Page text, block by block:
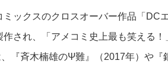
ックスのクロスオーバー作品「DC
され、
「アメコミ史上最も笑える
『斉木楠雄のΨ難』（2017年）や『